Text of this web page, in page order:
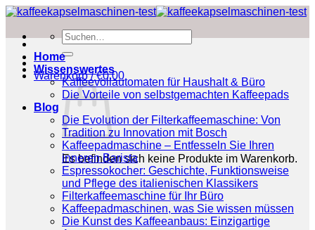
Zum
springen
Suchen
nach:
Warenkorb /€0.00
Es befinden sich keine Produkte im Warenkorb.
Home
Wissenswertes
Kaffeevollautomaten für Haushalt & Büro
Die Vorteile von selbstgemachten Kaffeepads
Blog
Die Evolution der Filterkaffeemaschine: Von
Tradition zu Innovation mit Bosch
Kaffeepadmaschine – Entfesseln Sie Ihren
inneren Barista
Espressokocher: Geschichte, Funktionsweise
und Pflege des italienischen Klassikers
Filterkaffeemaschine für Ihr Büro
Kaffeepadmaschinen, was Sie wissen müssen
Die Kunst des Kaffeeanbaus: Einzigartige